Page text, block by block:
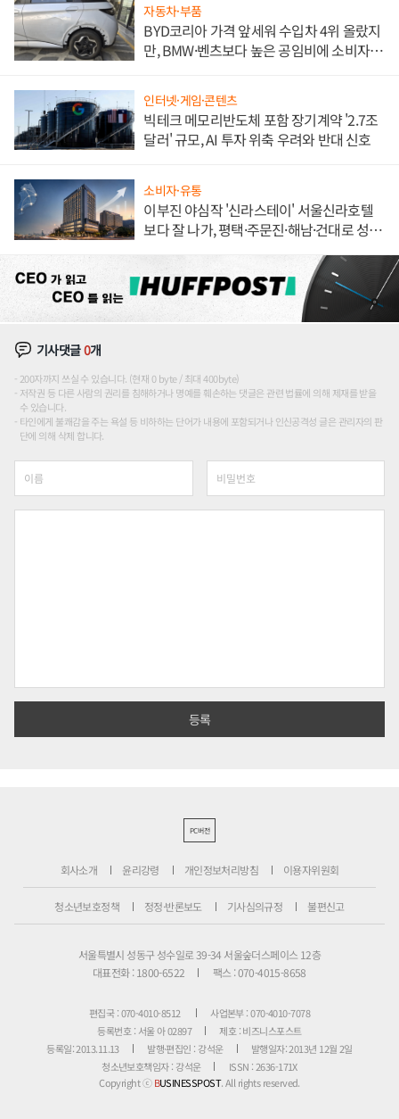
자동차·부품
BYD코리아 가격 앞세워 수입차 4위 올랐지
만, BMW·벤츠보다 높은 공임비에 소비자
인터넷·게임·콘텐츠
빅테크 메모리반도체 포함 장기계약 '2.7조
달러' 규모, AI 투자 위축 우려와 반대 신호
소비자·유통
이부진 야심작 '신라스테이' 서울신라호텔
보다 잘 나가, 평택·주문진·해남·건대로 성
기사댓글0개
200자까지 쓰실 수 있습니다. (현재 0 byte / 최대 400byte)
저작권 등 다른 사람의 권리를 침해하거나 명예를 훼손하는 댓글은 관련 법률에 의해 제재를 받을
수 있습니다.
타인에게 불쾌감을 주는 욕설 등 비하하는 단어가 내용에 포함되거나 인신공격성 글은 관리자의 판
단에 의해 삭제 합니다.
PC버전
회사소개 윤리강령 개인정보처리방침 이용자위원회
청소년보호정책 정정·반론보도 기사심의규정 불편신고
서울특별시 성동구 성수일로 39-34 서울숲더스페이스 12층
대표전화 : 1800-6522
팩스 : 070-4015-8658
편집국 : 070-4010-8512
사업본부 : 070-4010-7078
등록번호 : 서울 아 02897
제호 : 비즈니스포스트
등록일: 2013.11.13
발행·편집인 : 강석운
발행일자: 2013년 12월 2일
청소년보호책임자 : 강석운
ISSN : 2636-171X
Copyright ⓒBUSINESSPOST. All rights reserved.